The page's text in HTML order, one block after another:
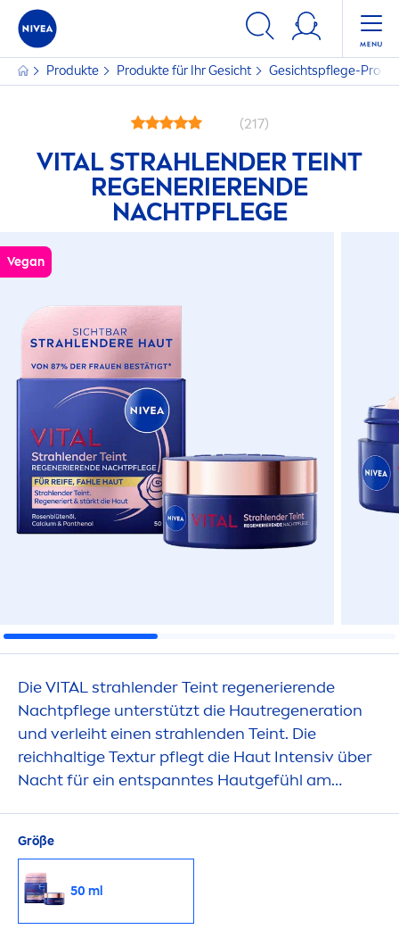
Produkte Produkte für Ihr Gesicht Gesichtspflege-
(217)
VITALSTRAHLENDER TEINT
REGENERIERENDE
NACHTPFLEGE
Vegan
DieVITALstrahlender Teint regenerierende
Nachtpflege unterstützt die Hautregeneration
und verleiht einen strahlenden Teint. Die
reichhaltige Textur pflegt die Haut Intensiv über
Nacht für ein entspanntes Hautgefühl am
Größe
50 ml